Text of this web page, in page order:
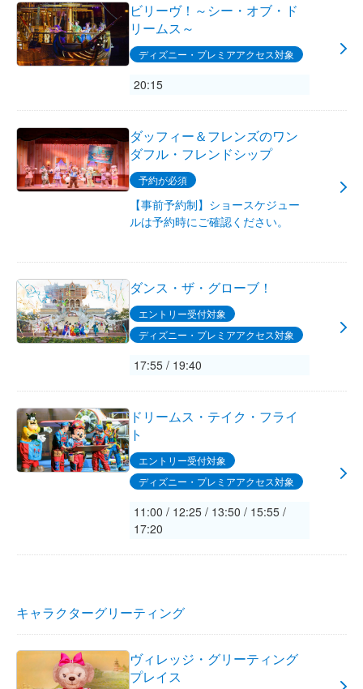
ビリーヴ！～シー・オブ・ド
リームス～
ディズニー・プレミアアクセス対象
20:15
ダッフィー＆フレンズのワン
ダフル・フレンドシップ
予約が必須
【事前予約制】ショースケジュー
ルは予約時にご確認ください。
ダンス・ザ・グローブ！
エントリー受付対象
ディズニー・プレミアアクセス対象
17:55 / 19:40
ドリームス・テイク・フライ
ト
エントリー受付対象
ディズニー・プレミアアクセス対象
11:00 / 12:25 / 13:50 / 15:55 /
17:20
キャラクターグリーティング
ヴィレッジ・グリーティング
プレイス